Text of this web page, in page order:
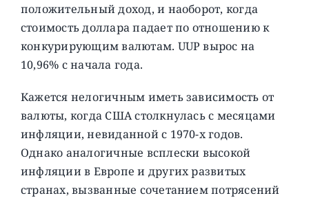
положительный доход, и наоборот, когда
стоимость доллара падает по отношению к
конкурирующим валютам. UUP вырос на
10,96% с начала года.
Кажется нелогичным иметь зависимость от
валюты, когда США столкнулась с месяцами
инфляции, невиданной с 1970-х годов.
Однако аналогичные всплески высокой
инфляции в Европе и других развитых
странах, вызванные сочетанием потрясений